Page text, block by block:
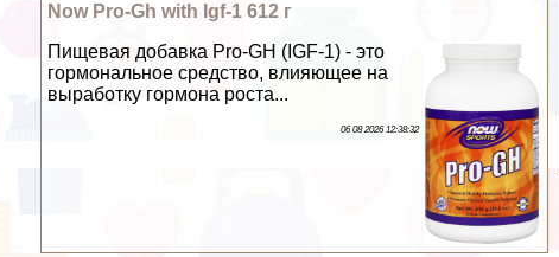
Now Pro-Gh with Igf-1 612 г
Пищевая добавка Pro-GH (IGF-1) - это
гормональное средство, влияющее на
выработку гормона роста...
06 08 2026 12:38:32